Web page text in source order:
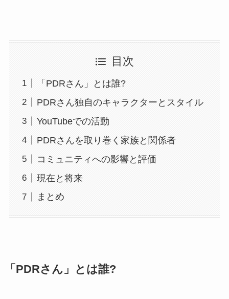
目次
「PDRさん」とは誰?
PDRさん独自のキャラクターとスタイル
YouTubeでの活動
PDRさんを取り巻く家族と関係者
コミュニティへの影響と評価
現在と将来
まとめ
「PDRさん」とは誰?